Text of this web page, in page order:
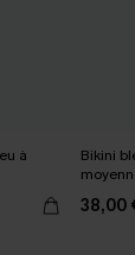
à
Bikini
38,00